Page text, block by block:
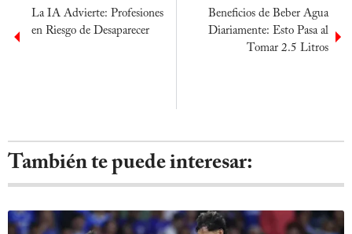
La IA Advierte: Profesiones
en Riesgo de Desaparecer
Beneficios de Beber Agua
Diariamente: Esto Pasa al
Tomar 2.5 Litros
También te puede interesar: